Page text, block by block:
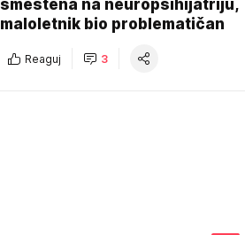
smeštena na neuropsihijatriju,
maloletnik bio problematičan
Reaguj 3